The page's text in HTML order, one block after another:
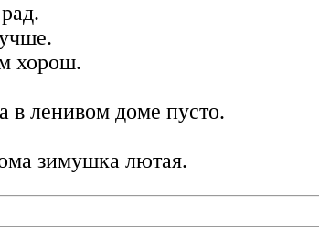
хорош.
в ленивом доме пусто.
зимушка лютая.